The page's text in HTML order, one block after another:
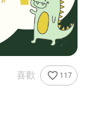
喜歡 favorite_border 117